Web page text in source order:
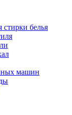
белья
машин